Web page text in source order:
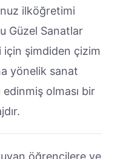
ilköğretimi
Güzel Sanatlar
için şimdiden çizim
yönelik sanat
edinmiş olması bir
öğrencilere ve